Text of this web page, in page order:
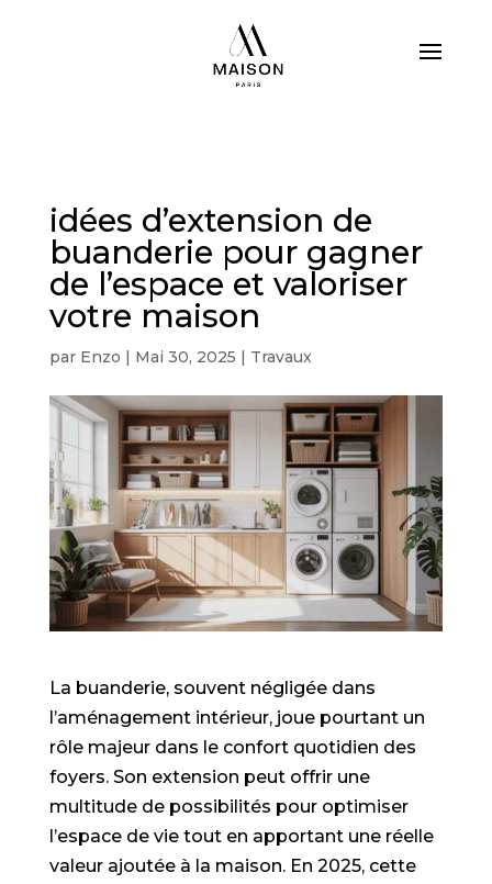
idées d’extension de
buanderie pour gagner
de l’espace et valoriser
votre maison
par Enzo | Mai 30, 2025 | Travaux
La buanderie, souvent négligée dans
l’aménagement intérieur, joue pourtant un
rôle majeur dans le confort quotidien des
foyers. Son extension peut offrir une
multitude de possibilités pour optimiser
l’espace de vie tout en apportant une réelle
valeur ajoutée à la maison. En 2025, cette